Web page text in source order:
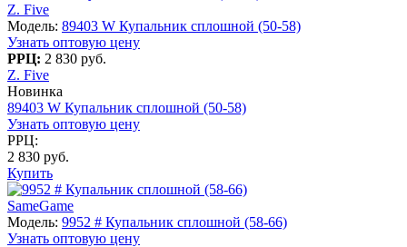
Z. Five
Модель: 89403 W Купальник сплошной (50-58)
Узнать оптовую цену
РРЦ: 2 830 руб.
Z. Five
Новинка
89403 W Купальник сплошной (50-58)
Узнать оптовую цену
РРЦ:
2 830 руб.
Купить
SameGame
Модель: 9952 # Купальник сплошной (58-66)
Узнать оптовую цену